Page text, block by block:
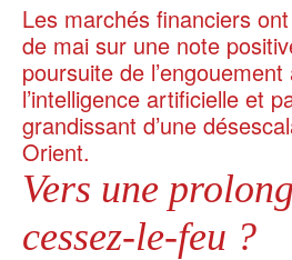
Les marchés financiers
de mai sur une note
poursuite de
l’intelligence artificielle et
grandissant d’une
Orient.
Vers une
cessez-le-feu ?